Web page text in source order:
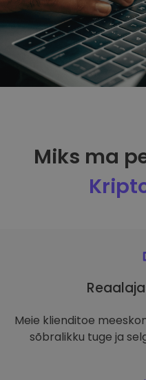
Miks ma
Meie klienditoe
sõbralikku tuge ja